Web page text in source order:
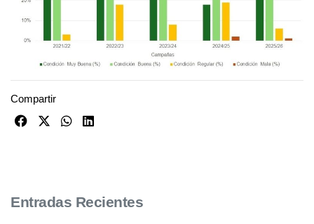
Compartir
Entradas Recientes